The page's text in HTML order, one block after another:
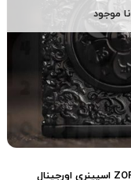
نا موجود